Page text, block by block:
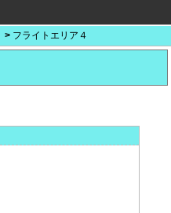
フライトエリア４